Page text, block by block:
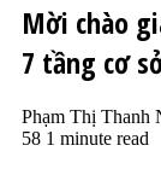
Mời chào
7 tầng cơ
Phạm Thị Thanh
58 1 minute read